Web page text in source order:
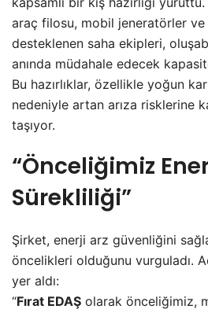
araç filosu, mobil jeneratörler
desteklenen saha ekipleri,
anında müdahale edecek
Bu hazırlıklar, özellikle yoğun
nedeniyle artan arıza risklerine
taşıyor.
“Önceliğimiz
Sürekliliği”
Şirket, enerji arz güvenliğini
öncelikleri olduğunu vurguladı.
yer aldı:
“Fırat EDAŞ olarak önceliğimiz,